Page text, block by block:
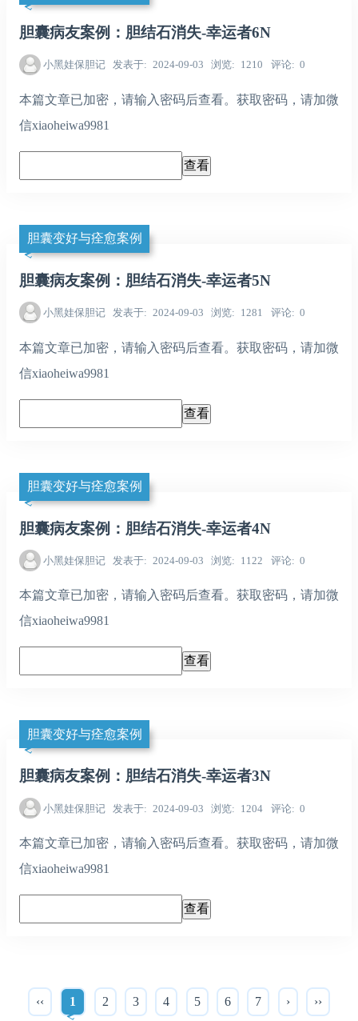
胆囊病友案例：胆结石消失-幸运者6N
小黑娃保胆记 发表于 2024-09-03 浏览 1210 评论 0
本篇文章已加密，请输入密码后查看。获取密码，请加微
信xiaoheiwa9981
胆囊变好与痊愈案例
胆囊病友案例：胆结石消失-幸运者5N
小黑娃保胆记 发表于 2024-09-03 浏览 1281 评论 0
本篇文章已加密，请输入密码后查看。获取密码，请加微
信xiaoheiwa9981
胆囊变好与痊愈案例
胆囊病友案例：胆结石消失-幸运者4N
小黑娃保胆记 发表于 2024-09-03 浏览 1122 评论 0
本篇文章已加密，请输入密码后查看。获取密码，请加微
信xiaoheiwa9981
胆囊变好与痊愈案例
胆囊病友案例：胆结石消失-幸运者3N
小黑娃保胆记 发表于 2024-09-03 浏览 1204 评论 0
本篇文章已加密，请输入密码后查看。获取密码，请加微
信xiaoheiwa9981
‹‹ 1 2 3 4 5 6 7 › ››